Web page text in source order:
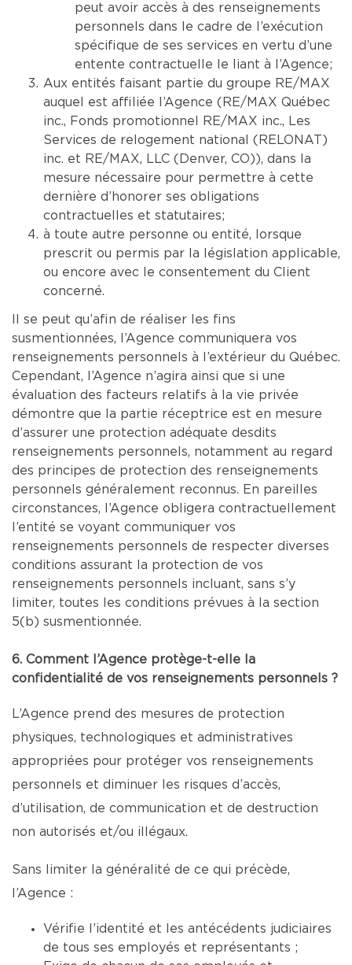
peut avoir accès à des renseignements
personnels dans le cadre de l’exécution
spécifique de ses services en vertu d’une
entente contractuelle le liant à l’Agence;
Aux entités faisant partie du groupe RE/MAX
auquel est affiliée l’Agence (RE/MAX Québec
inc., Fonds promotionnel RE/MAX inc., Les
Services de relogement national (RELONAT)
inc. et RE/MAX, LLC (Denver, CO)), dans la
mesure nécessaire pour permettre à cette
dernière d’honorer ses obligations
contractuelles et statutaires;
à toute autre personne ou entité, lorsque
prescrit ou permis par la législation applicable,
ou encore avec le consentement du Client
concerné.
Il se peut qu’afin de réaliser les fins
susmentionnées, l’Agence communiquera vos
renseignements personnels à l’extérieur du Québec.
Cependant, l’Agence n’agira ainsi que si une
évaluation des facteurs relatifs à la vie privée
démontre que la partie réceptrice est en mesure
d’assurer une protection adéquate desdits
renseignements personnels, notamment au regard
des principes de protection des renseignements
personnels généralement reconnus. En pareilles
circonstances, l’Agence obligera contractuellement
l’entité se voyant communiquer vos
renseignements personnels de respecter diverses
conditions assurant la protection de vos
renseignements personnels incluant, sans s’y
limiter, toutes les conditions prévues à la section
5(b) susmentionnée.
6. Comment l’Agence protège-t-elle la
confidentialité de vos renseignements personnels ?
L’Agence prend des mesures de protection
physiques, technologiques et administratives
appropriées pour protéger vos renseignements
personnels et diminuer les risques d’accès,
d’utilisation, de communication et de destruction
non autorisés et/ou illégaux.
Sans limiter la généralité de ce qui précède,
l’Agence :
Vérifie l’identité et les antécédents judiciaires
de tous ses employés et représentants ;